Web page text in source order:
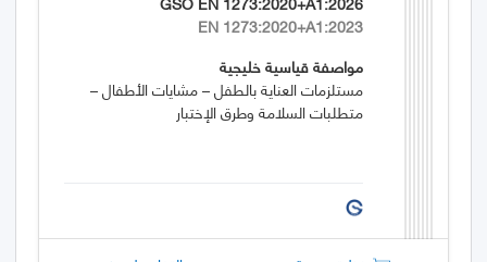
EN 1273:2020+A1:2023
مواصفة قياسية خليجية
مستلزمات العناية بالطفل – مشايات الأطفال –
متطلبات السلامة وطرق الإختبار